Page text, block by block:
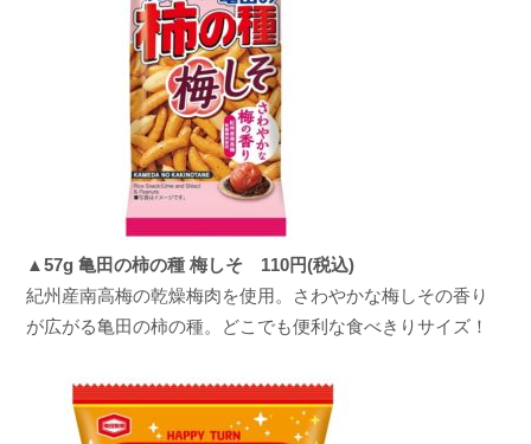
▲57g 亀田の柿の種 梅しそ 110円(税込)
紀州産南高梅の乾燥梅肉を使用。さわやかな梅しその香り
が広がる亀田の柿の種。どこでも便利な食べきりサイズ！